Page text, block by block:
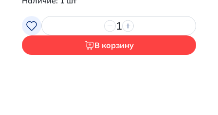
1
В корзину